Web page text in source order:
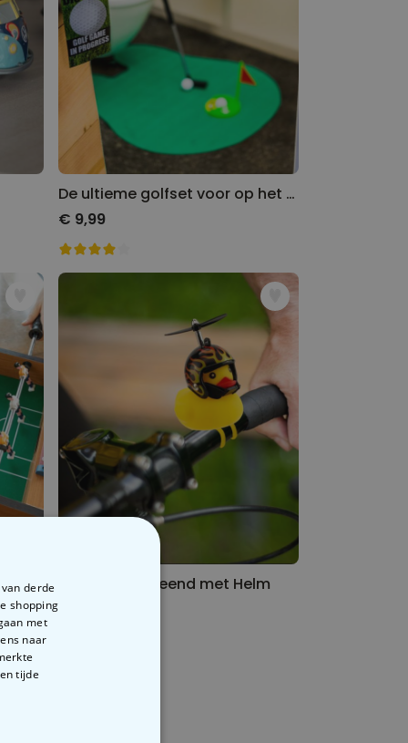
De ultieme golfset voor op het toilet
€ 9,99
Fietsbel Badbeend met Helm
derde
shopping
met
naar
tijde